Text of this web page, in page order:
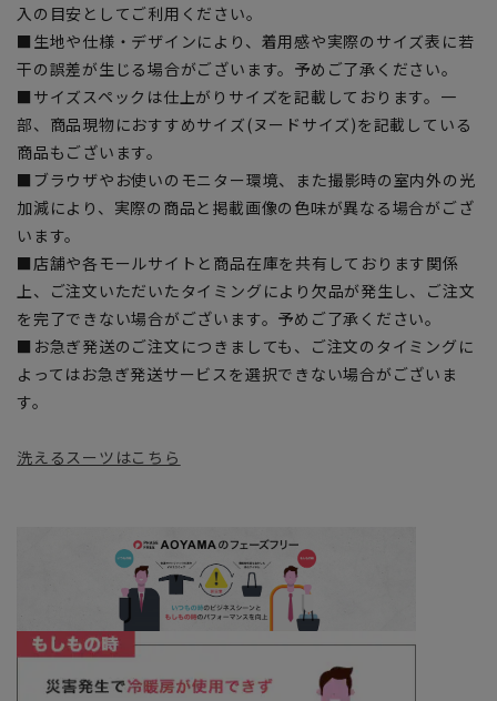
入の目安としてご利用ください。
■生地や仕様・デザインにより、着用感や実際のサイズ表に若
干の誤差が生じる場合がございます。予めご了承ください。
■サイズスペックは仕上がりサイズを記載しております。一
部、商品現物におすすめサイズ(ヌードサイズ)を記載している
商品もございます。
■ブラウザやお使いのモニター環境、また撮影時の室内外の光
加減により、実際の商品と掲載画像の色味が異なる場合がござ
います。
■店舗や各モールサイトと商品在庫を共有しております関係
上、ご注文いただいたタイミングにより欠品が発生し、ご注文
を完了できない場合がございます。予めご了承ください。
■お急ぎ発送のご注文につきましても、ご注文のタイミングに
よってはお急ぎ発送サービスを選択できない場合がございま
す。
洗えるスーツはこちら